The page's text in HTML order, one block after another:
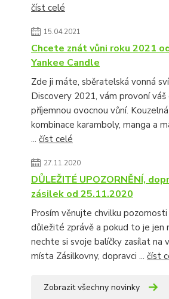
číst celé
15.04.2021
Chcete znát vůni roku 2021
Yankee Candle
Zde ji máte, sběratelská vonná
Discovery 2021, vám provoní
příjemnou ovocnou vůní. Kouzelná
kombinace karamboly, manga a
... číst celé
27.11.2020
DŮLEŽITÉ UPOZORNĚNÍ,
zásilek od 25.11.2020
Prosím věnujte chvilku
důležité zprávě a pokud to je jen
nechte si svoje balíčky zasílat na
místa Zásilkovny, dopravci ... číst
Zobrazit všechny novinky